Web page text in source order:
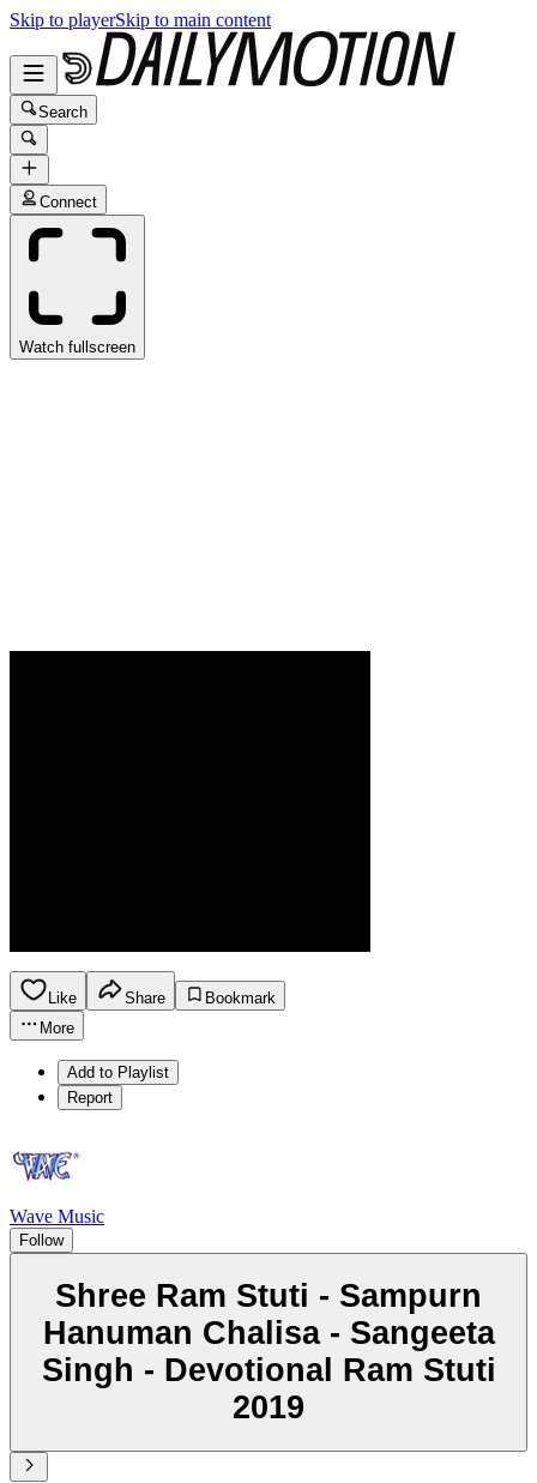
Skip to playerSkip to main content
Search
Connect
Watch fullscreen
Like Share
Bookmark
More
Add to Playlist
Report
Wave Music
Follow
Shree Ram Stuti - Sampurn
Hanuman Chalisa - Sangeeta
Singh - Devotional Ram Stuti
2019